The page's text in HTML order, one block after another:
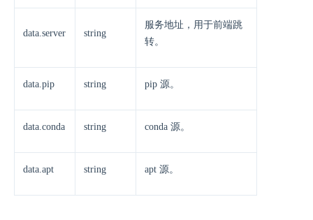
data.server string
服务地址，用于前端跳
转。
data.pip string pip 源。
data.conda string conda 源。
data.apt string apt 源。